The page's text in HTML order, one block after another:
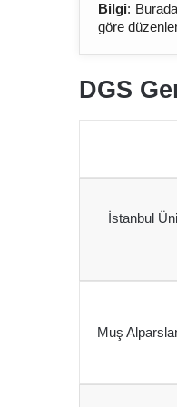
Bilgi:
göre
DGS
İstanbul
Muş